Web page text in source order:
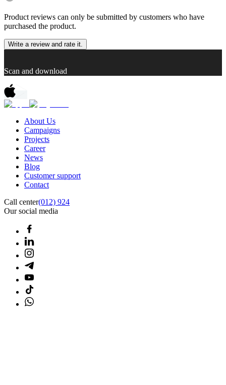
Product reviews can only be submitted by customers who have
purchased the product.
Write a review and rate it.
Scan and download
About Us
Campaigns
Projects
Career
News
Blog
Customer support
Contact
Call center(012) 924
Our social media